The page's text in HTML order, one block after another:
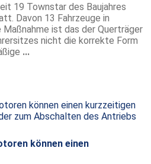
19 Townstar des Baujahres
Davon 13 Fahrzeuge in
Maßnahme ist das der Querträger
nicht die korrekte Form
...
können einen